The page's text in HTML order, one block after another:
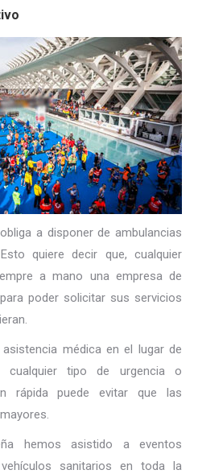
a disponer de ambulancias
quiere decir que, cualquier
a mano una empresa de
poder solicitar sus servicios
médica en el lugar de
cualquier tipo de urgencia o
rápida puede evitar que las
hemos asistido a eventos
sanitarios en toda la